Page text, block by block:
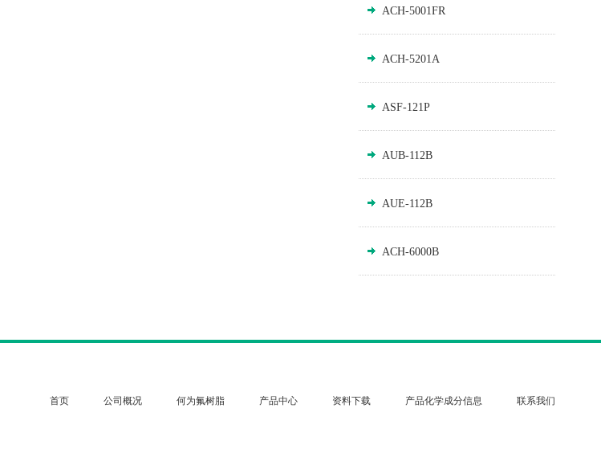
ACH-5001FR
ACH-5201A
ASF-121P
AUB-112B
AUE-112B
ACH-6000B
首页 公司概况 何为氟树脂 产品中心 资料下载 产品化学成分信息 联系我们